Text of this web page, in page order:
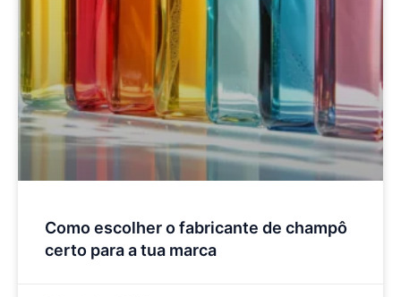
Como escolher o fabricante de champô
certo para a tua marca